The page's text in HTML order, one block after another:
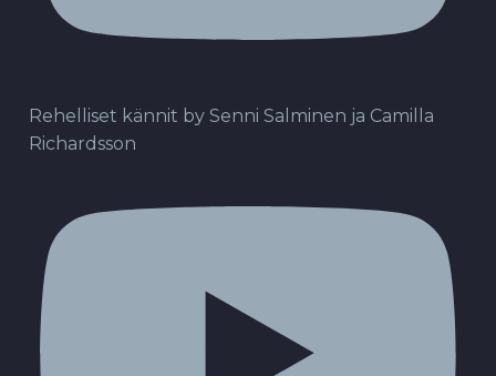
Rehelliset kännit by Senni Salminen ja Camilla
Richardsson